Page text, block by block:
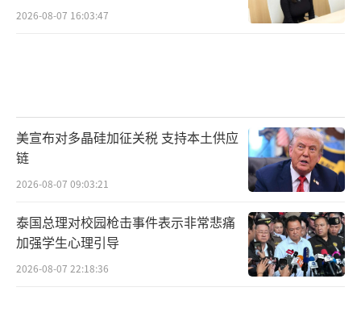
2026-08-07 16:03:47
美宣布对多晶硅加征关税 支持本土供应
链
2026-08-07 09:03:21
泰国总理对校园枪击事件表示非常悲痛
加强学生心理引导
2026-08-07 22:18:36